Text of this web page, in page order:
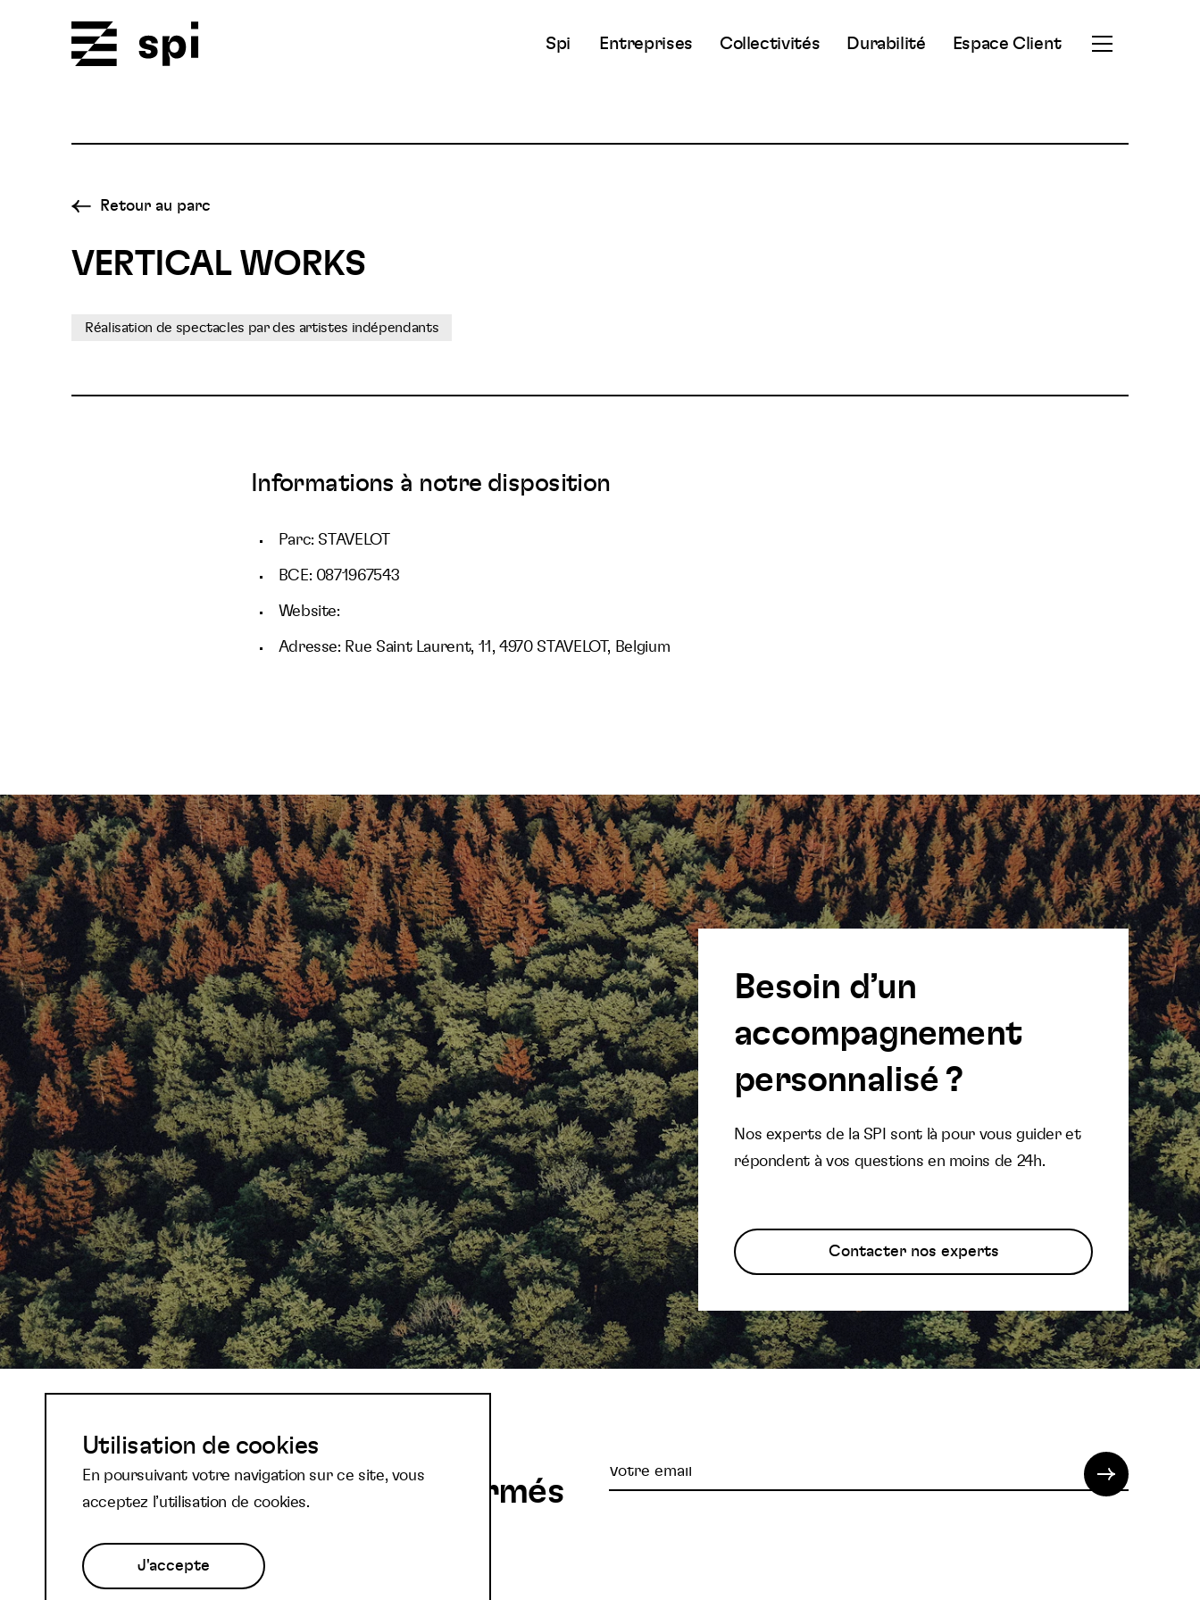
Spi Entreprises Collectivités Durabilité Espace Client
Ouvrir
Retour au parc
VERTICAL WORKS
Réalisation de spectacles par des artistes indépendants
Informations à notre disposition
Parc: STAVELOT
BCE: 0871967543
Website:
Adresse: Rue Saint Laurent, 11, 4970 STAVELOT, Belgium
Besoin d’un
accompagnement
personnalisé ?
Nos experts de la SPI sont là pour vous guider et
répondent à vos questions en moins de 24h.
Contacter nos experts
Abonnez-vous à notre
newsletter et restez informés
Votre
Utilisation de cookies
En poursuivant votre navigation sur ce site, vous
acceptez l’utilisation de cookies.
J'accepte